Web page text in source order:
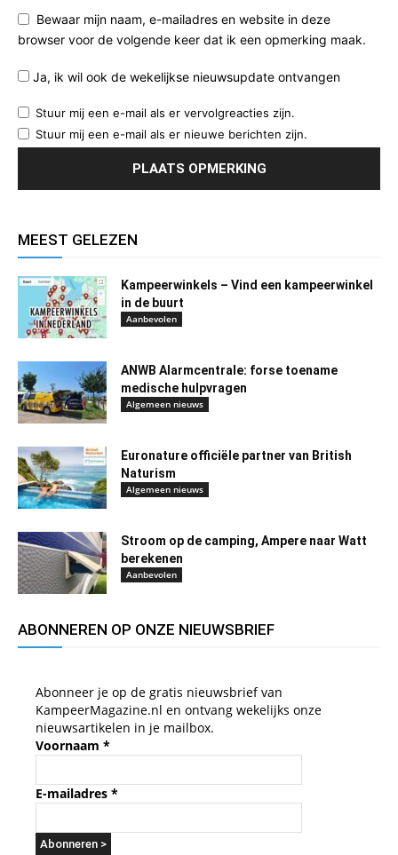
Bewaar mijn naam, e-mailadres en website in deze
browser voor de volgende keer dat ik een opmerking maak.
Ja, ik wil ook de wekelijkse nieuwsupdate ontvangen
Stuur mij een e-mail als er vervolgreacties zijn.
Stuur mij een e-mail als er nieuwe berichten zijn.
MEEST GELEZEN
Kampeerwinkels – Vind een kampeerwinkel
in de buurt
Aanbevolen
ANWB Alarmcentrale: forse toename
medische hulpvragen
Algemeen nieuws
Euronature officiële partner van British
Naturism
Algemeen nieuws
Stroom op de camping, Ampere naar Watt
berekenen
Aanbevolen
ABONNEREN OP ONZE NIEUWSBRIEF
Abonneer je op de gratis nieuwsbrief van
KampeerMagazine.nl en ontvang wekelijks onze
nieuwsartikelen in je mailbox.
Voornaam *
E-mailadres *